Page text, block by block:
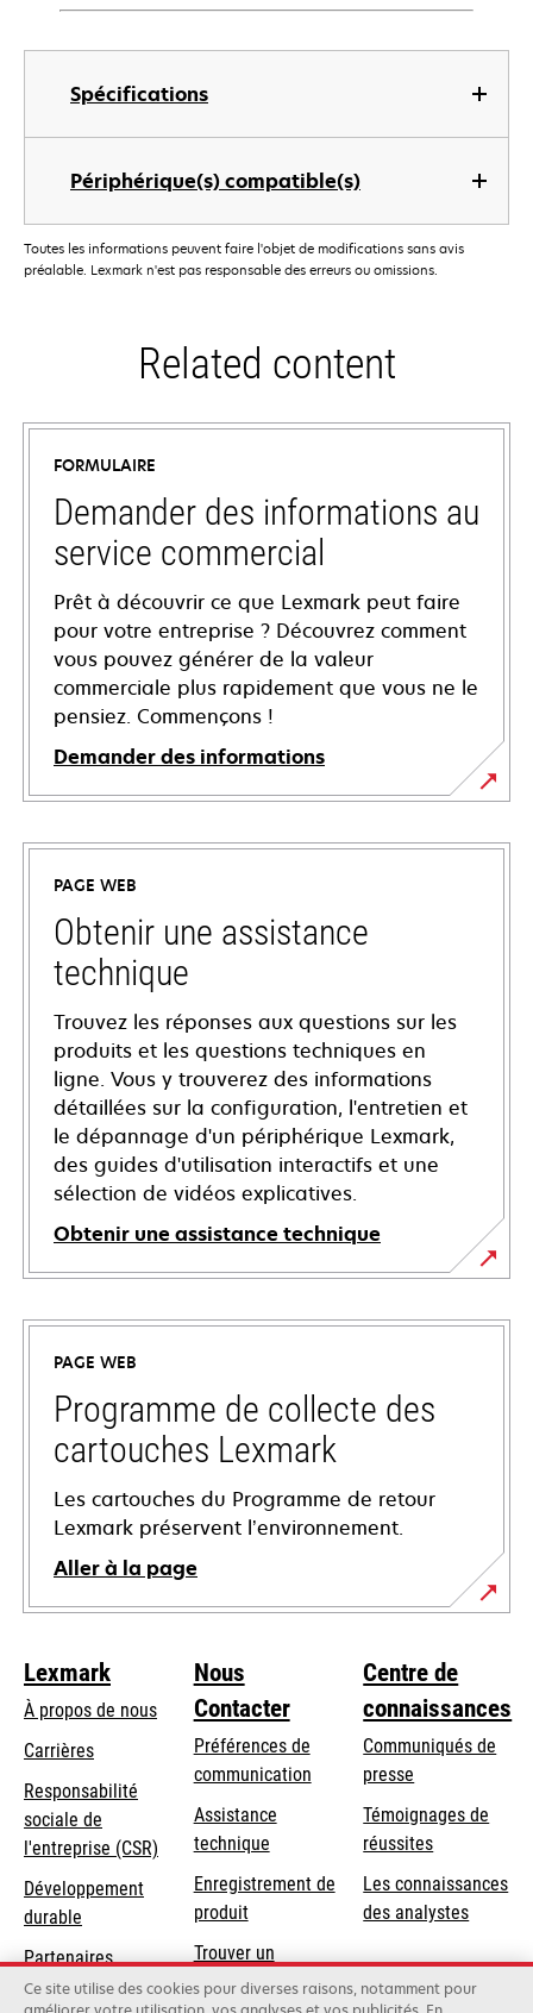
Spécifications
Périphérique(s) compatible(s)
Toutes les informations peuvent faire l'objet de modifications sans avis
préalable. Lexmark n'est pas responsable des erreurs ou omissions.
Related content
FORMULAIRE
Demander des informations au
service commercial
Prêt à découvrir ce que Lexmark peut faire
pour votre entreprise ? Découvrez comment
vous pouvez générer de la valeur
commerciale plus rapidement que vous ne le
pensiez. Commençons !
Demander des informations
PAGE WEB
Obtenir une assistance
technique
Trouvez les réponses aux questions sur les
produits et les questions techniques en
ligne. Vous y trouverez des informations
détaillées sur la configuration, l'entretien et
le dépannage d'un périphérique Lexmark,
des guides d'utilisation interactifs et une
sélection de vidéos explicatives.
Obtenir une assistance technique
s’ouvre
dans
nouvel
onglet
PAGE WEB
Programme de collecte des
cartouches Lexmark
Les cartouches du Programme de retour
Lexmark préservent l’environnement.
Aller à la page
Lexmark
À propos de nous
Carrières
s’ouvre
dans
un
nouvel
onglet
Responsabilité
sociale de
l'entreprise (CSR) s’ouvre
onglet
Développement
durable
Partenaires
Lexmark
Nous
Contacter
Préférences de
communication
s’ouvre
dans
un
nouvel
onglet
Assistance
techniques’ouvre
un
onglet
Enregistrement de
produit
Trouver un
revendeur
Centre de
connaissances
Communiqués de
presse
Témoignages de
réussites
Les connaissances
des analystes
Ce site utilise des cookies pour diverses raisons, notamment pour